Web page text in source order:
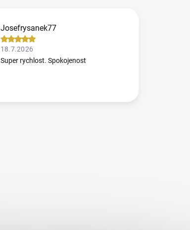
Josefrysanek77
18.7.2026
Super rychlost. Spokojenost